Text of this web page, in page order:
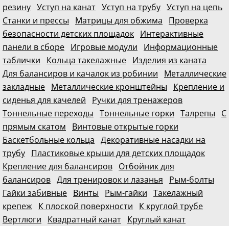
резину Уступ на канат Уступ на трубу Уступ на цепь
Станки и прессы
Матрицы для обжима
Проверка
безопасности детских площадок Интерактивные
панели в сборе Игровые модули
Информационные
таблички
Кольца такелажные Изделия из каната
Для балансиров и качалок из робинии
Металлические
закладные Металлические кронштейны
Крепление и
сиденья для качелей
Ручки для тренажеров
Тоннельные переходы Тоннельные горки Талрепы
С
прямым скатом
Винтовые открытые горки
Баскетбольные кольца Декоративные насадки на
трубу Пластиковые крыши для детских площадок
Крепление для балансиров Отбойник для
балансиров Для тренировок и лазанья
Рым-болты
Гайки забивные Винты Рым-гайки Такелажный
крепеж К плоской поверхности
К круглой трубе
Вертлюги
Квадратный канат Круглый канат